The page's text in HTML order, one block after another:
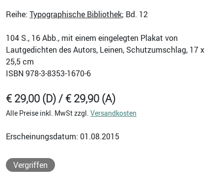
Reihe: Typographische Bibliothek; Bd. 12
104 S., 16 Abb., mit einem eingelegten Plakat von
Lautgedichten des Autors, Leinen, Schutzumschlag, 17 x
25,5 cm
ISBN 978-3-8353-1670-6
€ 29,00 (D) / € 29,90 (A)
Alle Preise inkl. MwSt zzgl. Versandkosten
Erscheinungsdatum: 01.08.2015
Vergriffen